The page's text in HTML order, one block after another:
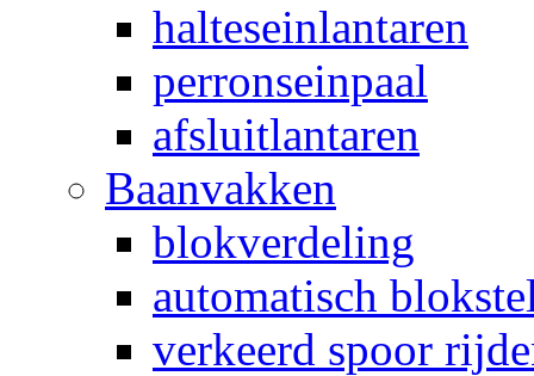
halteseinlantaren
perronseinpaal
afsluitlantaren
Baanvakken
blokverdeling
automatisch
verkeerd spoor